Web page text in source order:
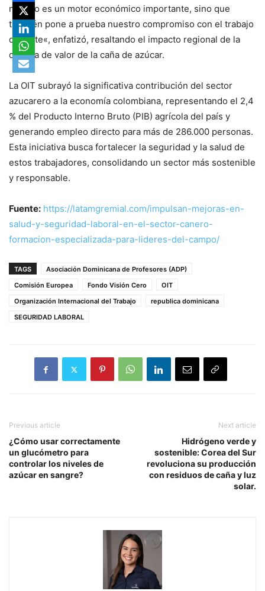
no solo es un motor económico importante, sino que
también pone a prueba nuestro compromiso con el trabajo
decente«, enfatizó, resaltando el impacto regional de la
cadena de valor de la caña de azúcar.
La OIT subrayó la significativa contribución del sector
azucarero a la economía colombiana, representando el 2,4
% del Producto Interno Bruto (PIB) agrícola del país y
generando empleo directo para más de 286.000 personas.
Esta iniciativa busca fortalecer la seguridad y la salud de
estos trabajadores, consolidando un sector más sostenible
y responsable.
Fuente: https://latamgremial.com/impulsan-mejoras-en-
salud-y-seguridad-laboral-en-el-sector-canero-
formacion-especializada-para-lideres-del-campo/
TAGS
Asociación Dominicana de Profesores (ADP)
Comisión Europea
Fondo Visión Cero
OIT
Organización Internacional del Trabajo
republica dominicana
SEGURIDAD LABORAL
Previous article
¿Cómo usar correctamente
un glucómetro para
controlar los niveles de
azúcar en sangre?
Next article
Hidrógeno verde y
sostenible: Corea del Sur
revoluciona su producción
con residuos de caña y luz
solar.